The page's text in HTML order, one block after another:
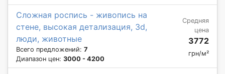
Сложная роспись - живопись на
стене, высокая детализация, 3d,
люди, животные
Всего предложений: 7
Диапазон цен: 3000 - 4200
Средняя
цена
3772
грн/м²